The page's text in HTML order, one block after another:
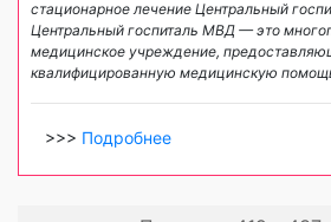
стационарное лечение Центральный
Центральный госпиталь МВД — это
медицинское учреждение,
квалифицированную медицинскую
>>> Подробнее